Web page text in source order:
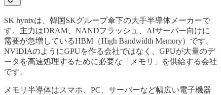
SK hynixは、韓国SKグループ傘下の大手半導体メーカーで
す。主力はDRAM、NANDフラッシュ、AIサーバー向けに
需要が急増しているHBM（High Bandwidth Memory）です。
NVIDIAのようにGPUを作る会社ではなく、GPUが大量のデ
ータを高速処理するために必要な「メモリ」を供給する会社
です。
メモリ半導体はスマホ、PC、サーバーなど幅広い電子機器